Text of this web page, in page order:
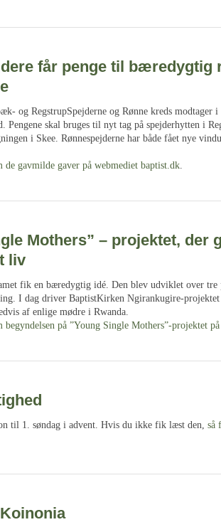
får penge til bæredygtig
og RegstrupSpejderne og Rønne kreds
Pengene skal bruges til nyt tag på spejderhytten i
i Skee. Rønnespejderne har både fået nye
gavmilde gaver på webmediet baptist.dk.
Mothers” – projektet, der
liv
fik en bæredygtig idé. Den blev udviklet over
I dag driver BaptistKirken Ngirankugire-projektet
af enlige mødre i Rwanda.
på ”Young Single Mothers”-projektet
til 1. søndag i advent. Hvis du ikke fik læst den, så